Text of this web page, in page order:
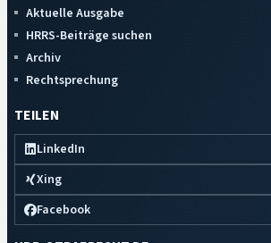
Aktuelle Ausgabe
HRRS-Beiträge suchen
Archiv
Rechtsprechung
TEILEN
LinkedIn
Xing
Facebook